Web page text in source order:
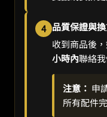
4 品質保證與
收到商品後
小時內聯絡
注意： 申
所有配件